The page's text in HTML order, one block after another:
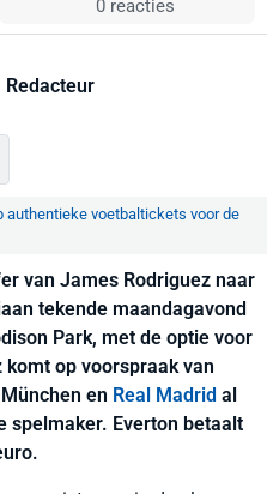
0 reacties
Redacteur
authentieke voetbaltickets voor de
van James Rodriguez naar
tekende maandagavond
Park, met de optie voor
op voorspraak van
en Real Madrid al
spelmaker. Everton betaalt